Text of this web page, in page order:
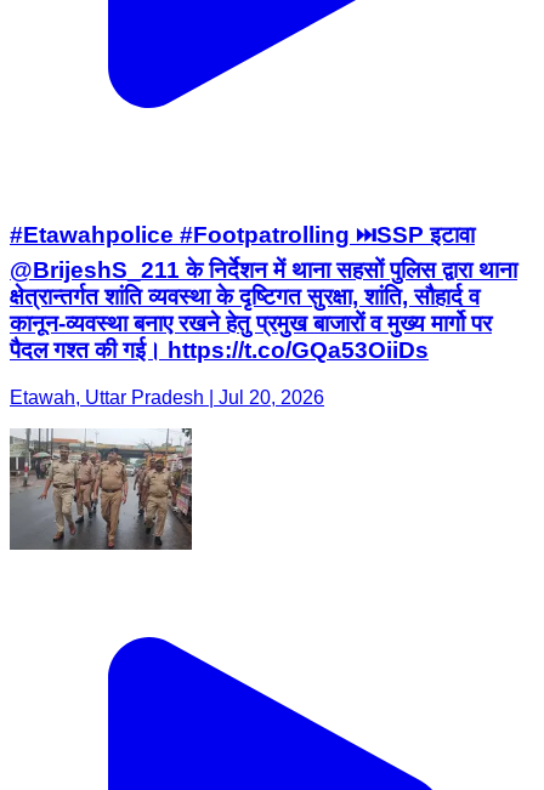
#Etawahpolice #Footpatrolling ⏭️SSP इटावा
@BrijeshS_211 के निर्देशन में थाना सहसों पुलिस द्वारा थाना
क्षेत्रान्तर्गत शांति व्यवस्था के दृष्टिगत सुरक्षा, शांति, सौहार्द व
कानून-व्यवस्था बनाए रखने हेतु प्रमुख बाजारों व मुख्य मार्गो पर
पैदल गश्त की गई। https://t.co/GQa53OiiDs
Etawah, Uttar Pradesh | Jul 20, 2026